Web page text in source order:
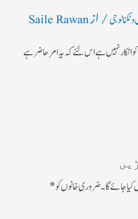
ٹکنالوجی/ ازSaile Rawan
نہیں ہے اس لئے کہ یہ امر حاضر ہے
جائے گا۔ضروری خانوں کو*